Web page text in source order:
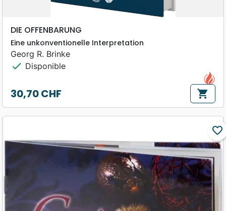
DIE OFFENBARUNG
Eine unkonventionelle Interpretation
Georg R. Brinke
check Disponible
Prix
30,70 CHF shopping_cart
favorite_border